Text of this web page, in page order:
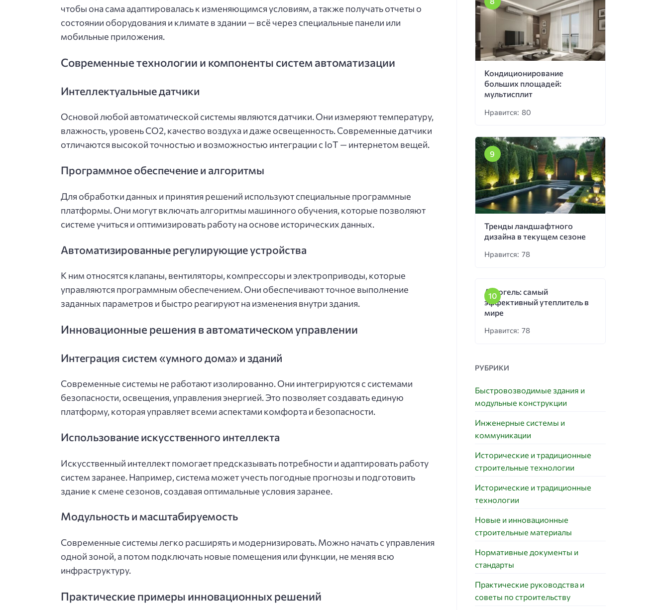
чтобы она сама адаптировалась к изменяющимся условиям, а также получать отчеты о
состоянии оборудования и климате в здании — всё через специальные панели или
мобильные приложения.
Современные технологии и компоненты систем автоматизации
Интеллектуальные датчики
Основой любой автоматической системы являются датчики. Они измеряют температуру,
влажность, уровень CO2, качество воздуха и даже освещенность. Современные датчики
отличаются высокой точностью и возможностью интеграции с IoT — интернетом вещей.
Программное обеспечение и алгоритмы
Для обработки данных и принятия решений используют специальные программные
платформы. Они могут включать алгоритмы машинного обучения, которые позволяют
системе учиться и оптимизировать работу на основе исторических данных.
Автоматизированные регулирующие устройства
К ним относятся клапаны, вентиляторы, компрессоры и электроприводы, которые
управляются программным обеспечением. Они обеспечивают точное выполнение
заданных параметров и быстро реагируют на изменения внутри здания.
Инновационные решения в автоматическом управлении
Интеграция систем «умного дома» и зданий
Современные системы не работают изолированно. Они интегрируются с системами
безопасности, освещения, управления энергией. Это позволяет создавать единую
платформу, которая управляет всеми аспектами комфорта и безопасности.
Использование искусственного интеллекта
Искусственный интеллект помогает предсказывать потребности и адаптировать работу
систем заранее. Например, система может учесть погодные прогнозы и подготовить
здание к смене сезонов, создавая оптимальные условия заранее.
Модульность и масштабируемость
Современные системы легко расширять и модернизировать. Можно начать с управления
одной зоной, а потом подключать новые помещения или функции, не меняя всю
инфраструктуру.
Практические примеры инновационных решений
Кондиционирование
больших площадей:
мультисплит
Нравится: 80
Тренды ландшафтного
дизайна в текущем сезоне
Нравится: 78
Аэрогель: самый
эффективный утеплитель в
мире
Нравится: 78
РУБРИКИ
Быстровозводимые здания и
модульные конструкции
Инженерные системы и
коммуникации
Исторические и традиционные
строительные технологии
Исторические и традиционные
технологии
Новые и инновационные
строительные материалы
Нормативные документы и
стандарты
Практические руководства и
советы по строительству